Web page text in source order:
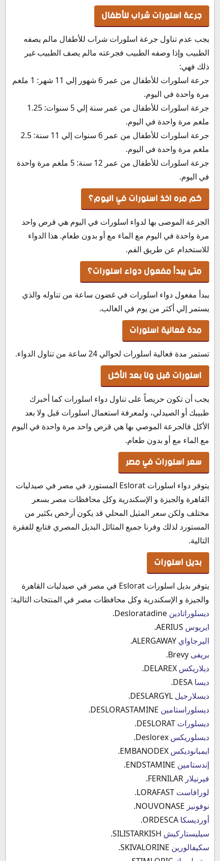
جرعة اسلورات شراب للأطفال
يجب عدم تناول جرعة اسلورات شراب للأطفال مالم يصفه
الطبيب وإذا وصفه الطبيب فجرعته مالم يصف الطبيب غير
ذلك فهي:
جرعة اسلورات للأطفال من عمر 6 شهور إلي 11 شهر: 1 ملغم
مرة واحدة في اليوم.
جرعة اسلورات للأطفال من عمر سنة إلي 5 سنوات: 1.25
ملغم مرة واحدة في اليوم.
جرعة اسلورات للأطفال من عمر 6 سنوات إلي 11 سنة: 2.5
ملغم مرة واحدة في اليوم.
جرعة اسلورات للأطفال من عمر 12 سنة: 5 ملغم مرة واحدة
في اليوم.
كم مره اخذ اسلورات في اليوم؟
الجرعة الموصى بها لدواء اسلورات في اليوم هي قرص واحد
مرة واحدة في اليوم مع الماء مع أو بدون طعام. هذا الدواء
للاستخدام عن طريق الفم.
متى يبدأ مفعول دواء اسلورات؟
يبدأ مفعول دواء اسلورات في غضون ساعة من تناوله والذي
يستمر إلي أكثر من يوم في الغالب.
مدة فعالية اسلورات
تستمر مدة فعالية اسلورات لحوالي 24 ساعة من تناول الدواء.
اسلورات قبل ولا بعد الأكل
يجب أن تكون حريصاً على تناول دواء اسلورات كما أخبرك
طبيبك أو الصيدلي، ولمعرفة استعمال اسلورات قبل ولا بعد
الأكل فالجرعة الموصي بها هي قرص واحد مرة واحدة في اليوم
مع الماء مع أو بدون طعام.
سعر اسلورات في مصر
يتوفر دواء اسلورات Eslorat المستورد في مصر في صيدليات
القاهرة والجيزة و الإسكندرية وكل محافظات مصر بسعر
مختلف ولكن سعر المثيل المحلي قد يكون أرخص بكثير من
المستورد لذلك وفرنا جميع المثائل البديل المصري فتابع للفقرة
التالية.
بديل اسلورات
يتوفر بديل اسلورات Eslorat في مصر في صيدليات القاهرة
والجيزة و الإسكندرية وكل محافظات مصر في المنتجات التالية:
ديسلوراتادين
ايريوس
اليرجاواي
بريفى
ديلاريكس
ديسا
ديسلارجيل
ديسلوراستامين
ديسلورات
ديسلوريكس
ايمبانوديكس
إندستامين
فيرنيلار
لورافاست
نوفونيز
أورديسكا
سيليستاركيش
سكيفالورين